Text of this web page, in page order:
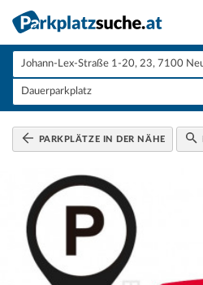
Suchen
Vermieten
Anmelden
PARKPLÄTZE IN DER NÄHE